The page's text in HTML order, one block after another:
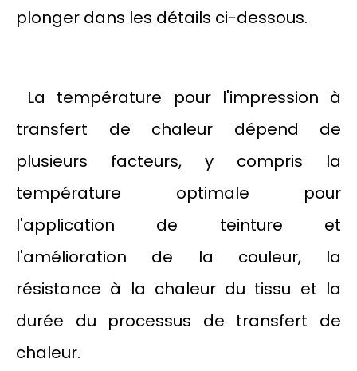
plonger dans les détails ci-dessous.
La température pour l'impression à
transfert de chaleur dépend de
plusieurs facteurs, y compris la
température optimale pour
l'application de teinture et
l'amélioration de la couleur, la
résistance à la chaleur du tissu et la
durée du processus de transfert de
chaleur.